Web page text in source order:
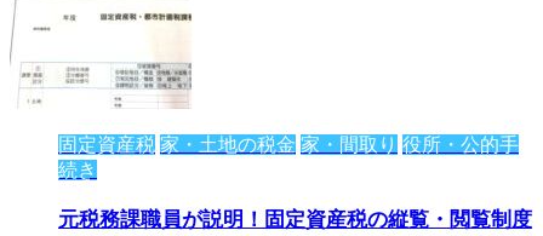
固定資産税 家・土地の税金 家・間取り 役所・公的手
続き
元税務課職員が説明！固定資産税の縦覧・閲覧制度